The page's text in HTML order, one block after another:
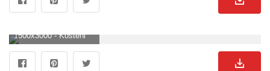
1500x3000 - Kostenlose Hintergrundbilder Löwenästhetik, Lion, Tiger, Felidae, Massai- Löwe, Bilder Für Ihren Desktop Und Fotos. Löwen Hintergrundbild.